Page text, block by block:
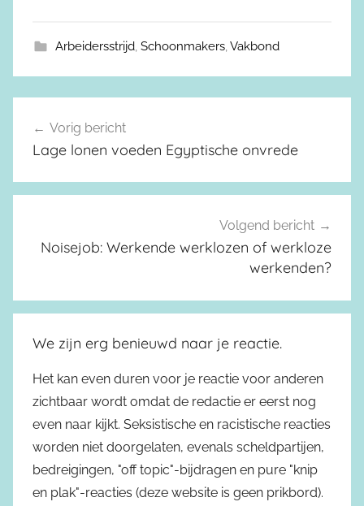
Arbeidersstrijd, Schoonmakers,Vakbond
Berichtnavigatie
Vorig bericht
Lage lonen voeden Egyptische onvrede
Volgend bericht
Noisejob: Werkende werklozen of werkloze
werkenden?
We zijn erg benieuwd naar je reactie.
Het kan even duren voor je reactie voor anderen
zichtbaar wordt omdat de redactie er eerst nog
even naar kijkt. Seksistische en racistische reacties
worden niet doorgelaten, evenals scheldpartijen,
bedreigingen, "off topic"-bijdragen en pure "knip
en plak"-reacties (deze website is geen prikbord).